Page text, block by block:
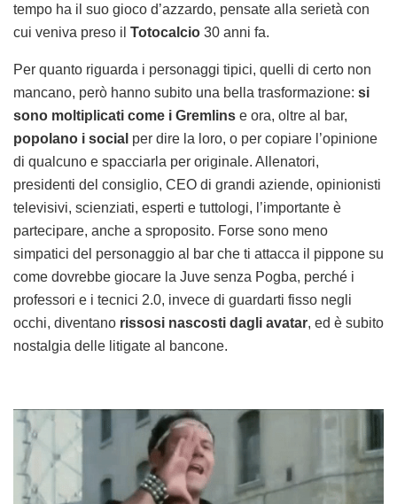
tempo ha il suo gioco d’azzardo, pensate alla serietà con
cui veniva preso il Totocalcio 30 anni fa.
Per quanto riguarda i personaggi tipici, quelli di certo non
mancano, però hanno subito una bella trasformazione: si
sono moltiplicati come i Gremlins e ora, oltre al bar,
popolano i social per dire la loro, o per copiare l’opinione
di qualcuno e spacciarla per originale. Allenatori,
presidenti del consiglio, CEO di grandi aziende, opinionisti
televisivi, scienziati, esperti e tuttologi, l’importante è
partecipare, anche a sproposito. Forse sono meno
simpatici del personaggio al bar che ti attacca il pippone su
come dovrebbe giocare la Juve senza Pogba, perché i
professori e i tecnici 2.0, invece di guardarti fisso negli
occhi, diventano rissosi nascosti dagli avatar, ed è subito
nostalgia delle litigate al bancone.